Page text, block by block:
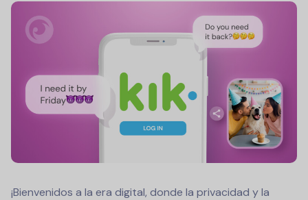
¡Bienvenidos a la era digital, donde la privacidad y la